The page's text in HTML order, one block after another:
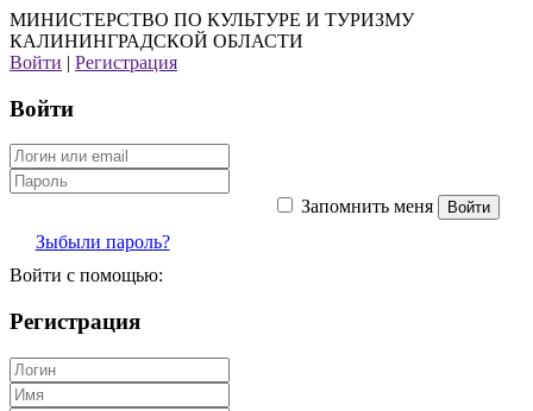
МИНИСТЕРСТВО ПО КУЛЬТУРЕ И ТУРИЗМУ
КАЛИНИНГРАДСКОЙ ОБЛАСТИ
Войти | Регистрация
Войти
Запомнить меня
Зыбыли пароль?
Войти с помощью:
Регистрация